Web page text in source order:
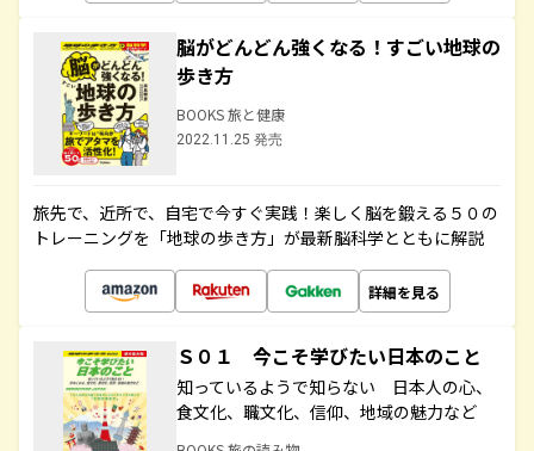
脳がどんどん強くなる！すごい地球の
歩き方
BOOKS 旅と健康
2022.11.25 発売
旅先で、近所で、自宅で今すぐ実践！楽しく脳を鍛える５０の
トレーニングを「地球の歩き方」が最新脳科学とともに解説
詳細を見る
Ｓ０１ 今こそ学びたい日本のこと
知っているようで知らない 日本人の心、
食文化、職文化、信仰、地域の魅力など